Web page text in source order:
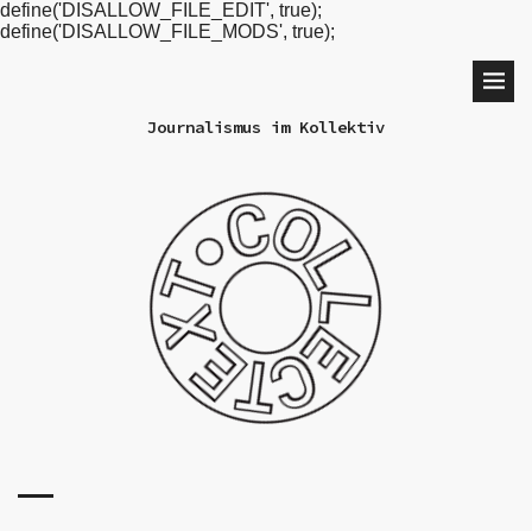
define('DISALLOW_FILE_EDIT', true);
define('DISALLOW_FILE_MODS', true);
Journalismus im Kollektiv